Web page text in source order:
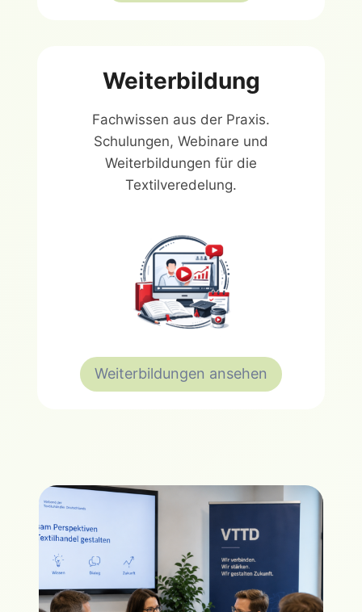
Weiterbildung
Fachwissen aus der Praxis.
Schulungen, Webinare und
Weiterbildungen für die
Textilveredelung.
Weiterbildungen ansehen